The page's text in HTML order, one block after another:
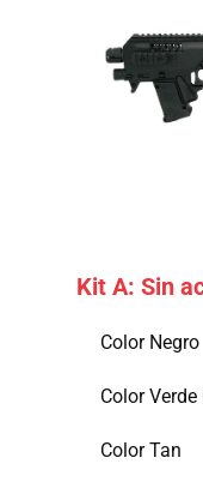
Kit A: Sin
Color Negro
Color Verde
Color Tan